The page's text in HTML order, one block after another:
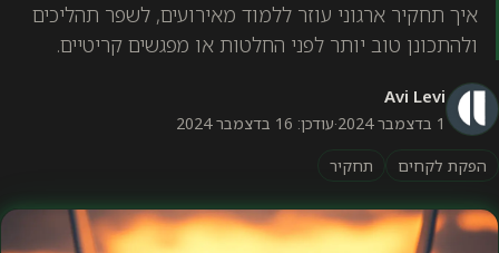
איך תחקיר ארגוני עוזר ללמוד מאירועים, לשפר תהליכים
ולהתכונן טוב יותר לפני החלטות או מפגשים קריטיים.
Avi Levi
1 בדצמבר 2024 ·עודכן: 16 בדצמבר 2024
הפקת לקחים
תחקיר